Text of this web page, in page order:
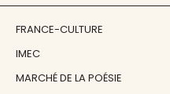
FRANCE-CULTURE
IMEC
MARCHÉ DE LA POÉSIE